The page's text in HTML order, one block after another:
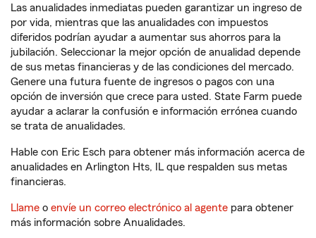
Las anualidades inmediatas pueden garantizar un ingreso de
por vida, mientras que las anualidades con impuestos
diferidos podrían ayudar a aumentar sus ahorros para la
jubilación. Seleccionar la mejor opción de anualidad depende
de sus metas financieras y de las condiciones del mercado.
Genere una futura fuente de ingresos o pagos con una
opción de inversión que crece para usted. State Farm puede
ayudar a aclarar la confusión e información errónea cuando
se trata de anualidades.
Hable con Eric Esch para obtener más información acerca de
anualidades en Arlington Hts, IL que respalden sus metas
financieras.
Llame o envíe un correo electrónico al agente para obtener
más información sobre Anualidades.